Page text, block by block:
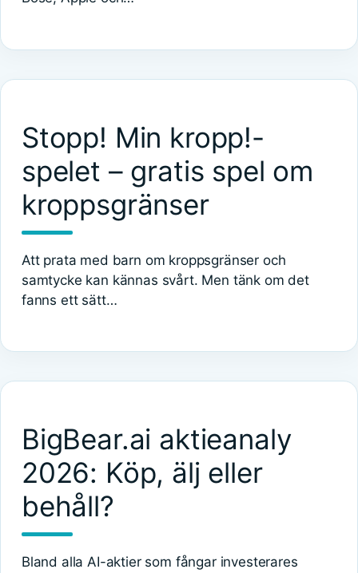
Stopp! Min kropp!-
spelet – gratis spel om
kroppsgränser
Att prata med barn om kroppsgränser och
samtycke kan kännas svårt. Men tänk om det
fanns ett sätt…
BigBear.ai aktieanaly
2026: Köp, älj eller
behåll?
Bland alla AI-aktier som fångar investerares